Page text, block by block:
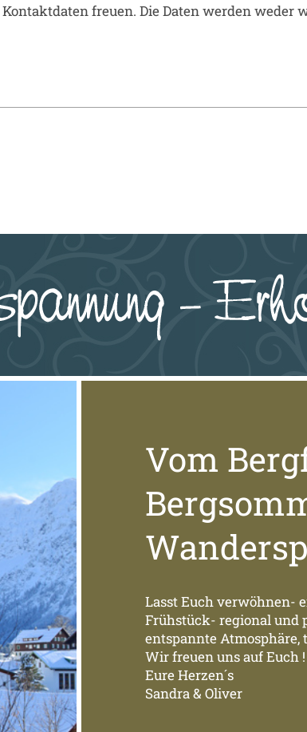
freuen. Die Daten werden weder
Vom
Lasst Euch verwöhnen-
Frühstück- regional und
entspannte
Wir freuen uns auf Euch !
Eure Herzen´s
Sandra & Oliver